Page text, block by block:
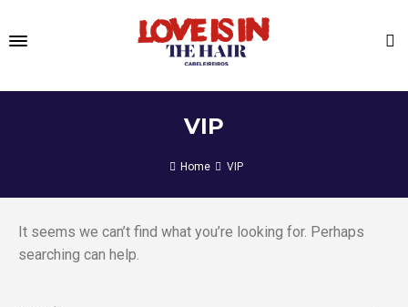
VIP
Home VIP
It seems we can’t find what you’re looking for. Perhaps
searching can help.